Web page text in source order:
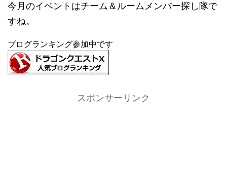
今月のイベントはチーム＆ルームメンバー探し隊で
すね。
ブログランキング参加中です
スポンサーリンク